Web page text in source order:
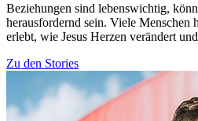
Beziehungen sind lebenswichtig,
herausfordernd sein. Viele Menschen
erlebt, wie Jesus Herzen verändert
Zu den Stories